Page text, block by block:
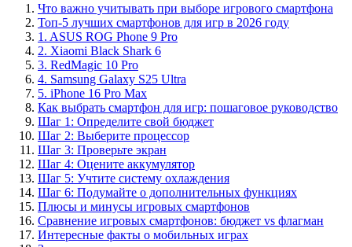
Что важно учитывать при выборе игрового смартфона
Топ-5 лучших смартфонов для игр в 2026 году
1. ASUS ROG Phone 9 Pro
2. Xiaomi Black Shark 6
3. RedMagic 10 Pro
4. Samsung Galaxy S25 Ultra
5. iPhone 16 Pro Max
Как выбрать смартфон для игр: пошаговое руководство
Шаг 1: Определите свой бюджет
Шаг 2: Выберите процессор
Шаг 3: Проверьте экран
Шаг 4: Оцените аккумулятор
Шаг 5: Учтите систему охлаждения
Шаг 6: Подумайте о дополнительных функциях
Плюсы и минусы игровых смартфонов
Сравнение игровых смартфонов: бюджет vs флагман
Интересные факты о мобильных играх